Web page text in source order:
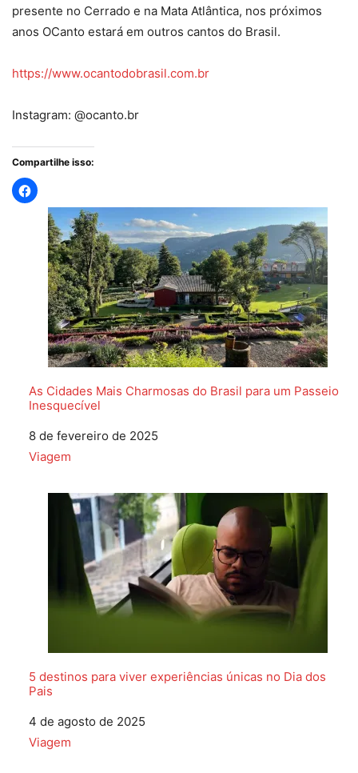
presente no Cerrado e na Mata Atlântica, nos próximos
anos OCanto estará em outros cantos do Brasil.
https://www.ocantodobrasil.com.br
Instagram: @ocanto.br
Compartilhe isso:
As Cidades Mais Charmosas do Brasil para um Passeio
Inesquecível
Data
8 de fevereiro de 2025
Em relação a
Viagem
5 destinos para viver experiências únicas no Dia dos
Pais
Data
4 de agosto de 2025
Em relação a
Viagem